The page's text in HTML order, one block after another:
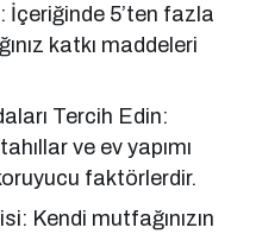
İçeriğinde 5’ten fazla
katkı maddeleri
Tercih Edin:
ve ev yapımı
faktörlerdir.
Kendi mutfağınızın